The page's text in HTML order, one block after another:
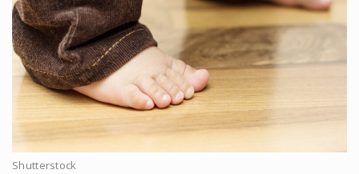
Shutterstock